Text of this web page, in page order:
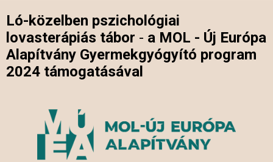
Ló-közelben pszichológiai
lovasterápiás tábor - a MOL - Új Európa
Alapítvány Gyermekgyógyító program
2024 támogatásával